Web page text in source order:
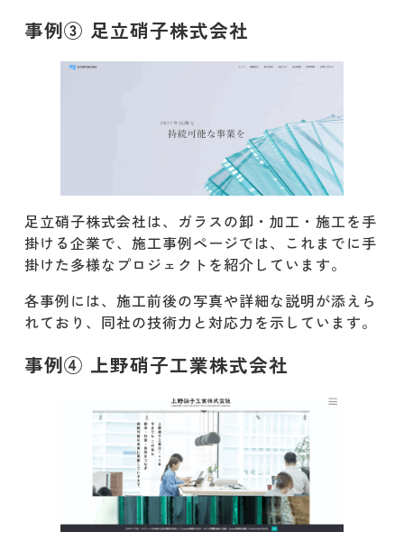
事例③ 足立硝子株式会社
足立硝子株式会社は、ガラスの卸・加工・施工を手
掛ける企業で、施工事例ページでは、これまでに手
掛けた多様なプロジェクトを紹介しています。
各事例には、施工前後の写真や詳細な説明が添えら
れており、同社の技術力と対応力を示しています。
事例④ 上野硝子工業株式会社